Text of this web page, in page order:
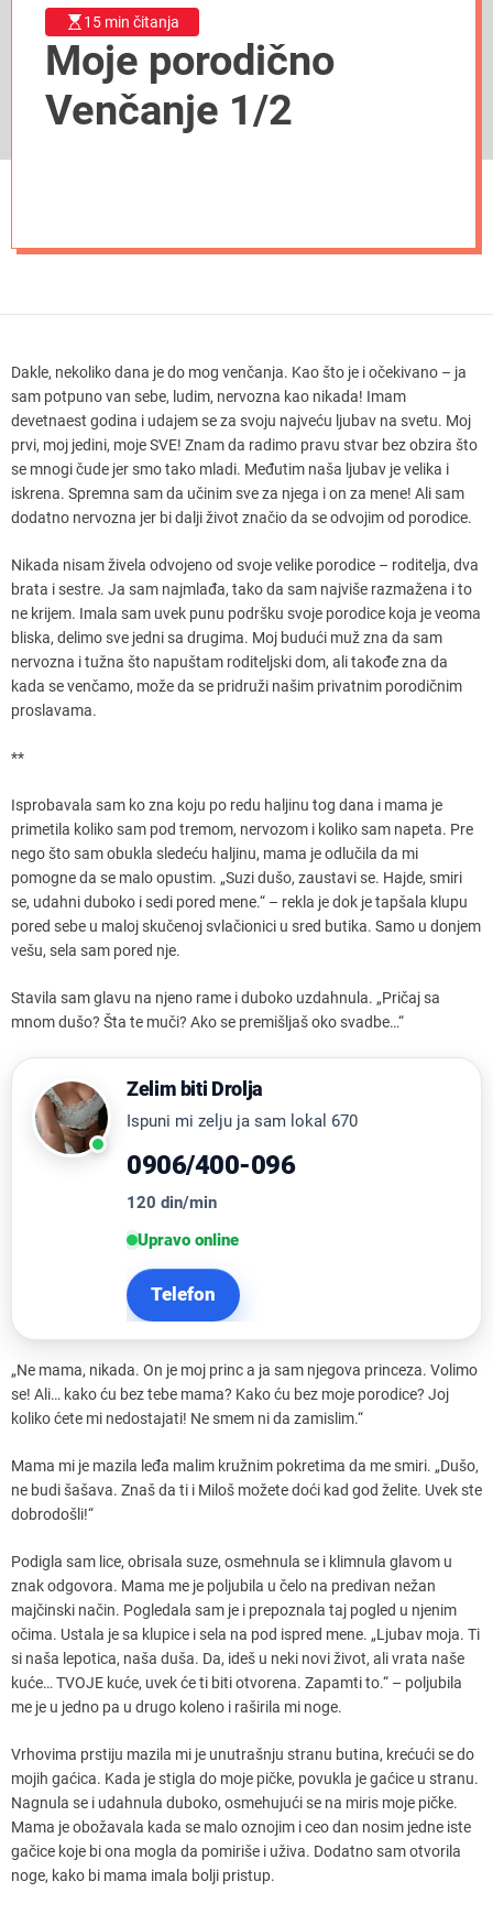
15 min čitanja
Moje porodično
Venčanje 1/2
Dakle, nekoliko dana je do mog venčanja. Kao što je i očekivano – ja
sam potpuno van sebe, ludim, nervozna kao nikada! Imam
devetnaest godina i udajem se za svoju najveću ljubav na svetu. Moj
prvi, moj jedini, moje SVE! Znam da radimo pravu stvar bez obzira što
se mnogi čude jer smo tako mladi. Međutim naša ljubav je velika i
iskrena. Spremna sam da učinim sve za njega i on za mene! Ali sam
dodatno nervozna jer bi dalji život značio da se odvojim od porodice.
Nikada nisam živela odvojeno od svoje velike porodice – roditelja, dva
brata i sestre. Ja sam najmlađa, tako da sam najviše razmažena i to
ne krijem. Imala sam uvek punu podršku svoje porodice koja je veoma
bliska, delimo sve jedni sa drugima. Moj budući muž zna da sam
nervozna i tužna što napuštam roditeljski dom, ali takođe zna da
kada se venčamo, može da se pridruži našim privatnim porodičnim
proslavama.
**
Isprobavala sam ko zna koju po redu haljinu tog dana i mama je
primetila koliko sam pod tremom, nervozom i koliko sam napeta. Pre
nego što sam obukla sledeću haljinu, mama je odlučila da mi
pomogne da se malo opustim. „Suzi dušo, zaustavi se. Hajde, smiri
se, udahni duboko i sedi pored mene.“ – rekla je dok je tapšala klupu
pored sebe u maloj skučenoj svlačionici u sred butika. Samo u donjem
vešu, sela sam pored nje.
Stavila sam glavu na njeno rame i duboko uzdahnula. „Pričaj sa
mnom dušo? Šta te muči? Ako se premišljaš oko svadbe…“
Zelim biti Drolja
Ispuni mi zelju ja sam lokal 670
0906/400-096
120 din/min
Upravo online
Telefon
„Ne mama, nikada. On je moj princ a ja sam njegova princeza. Volimo
se! Ali… kako ću bez tebe mama? Kako ću bez moje porodice? Joj
koliko ćete mi nedostajati! Ne smem ni da zamislim.“
Mama mi je mazila leđa malim kružnim pokretima da me smiri. „Dušo,
ne budi šašava. Znaš da ti i Miloš možete doći kad god želite. Uvek ste
dobrodošli!“
Podigla sam lice, obrisala suze, osmehnula se i klimnula glavom u
znak odgovora. Mama me je poljubila u čelo na predivan nežan
majčinski način. Pogledala sam je i prepoznala taj pogled u njenim
očima. Ustala je sa klupice i sela na pod ispred mene. „Ljubav moja. Ti
si naša lepotica, naša duša. Da, ideš u neki novi život, ali vrata naše
kuće… TVOJE kuće, uvek će ti biti otvorena. Zapamti to.“ – poljubila
me je u jedno pa u drugo koleno i raširila mi noge.
Vrhovima prstiju mazila mi je unutrašnju stranu butina, krećući se do
mojih gaćica. Kada je stigla do moje pičke, povukla je gaćice u stranu.
Nagnula se i udahnula duboko, osmehujući se na miris moje pičke.
Mama je obožavala kada se malo oznojim i ceo dan nosim jedne iste
gačice koje bi ona mogla da pomiriše i uživa. Dodatno sam otvorila
noge, kako bi mama imala bolji pristup.